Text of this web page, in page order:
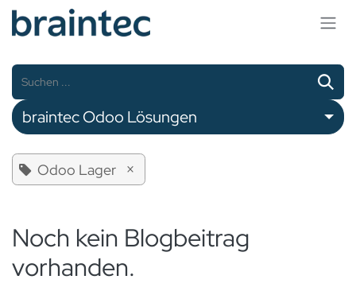
Zum Inhalt springen
braintec Odoo Lösungen
Odoo Lager ×
Noch kein Blogbeitrag
vorhanden.